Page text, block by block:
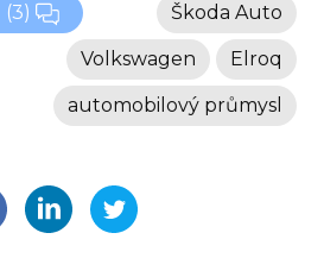
(3) Škoda Auto
Elroq
Volkswagen
automobilový průmysl